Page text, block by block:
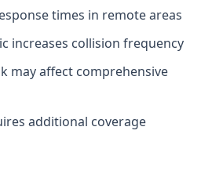
times in remote areas
increases collision frequency
may affect comprehensive
additional coverage